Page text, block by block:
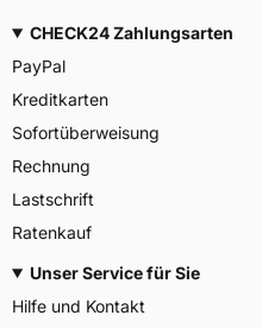
CHECK24 Zahlungsarten
PayPal
Kreditkarten
Sofortüberweisung
Rechnung
Lastschrift
Ratenkauf
Unser Service für Sie
Hilfe und Kontakt